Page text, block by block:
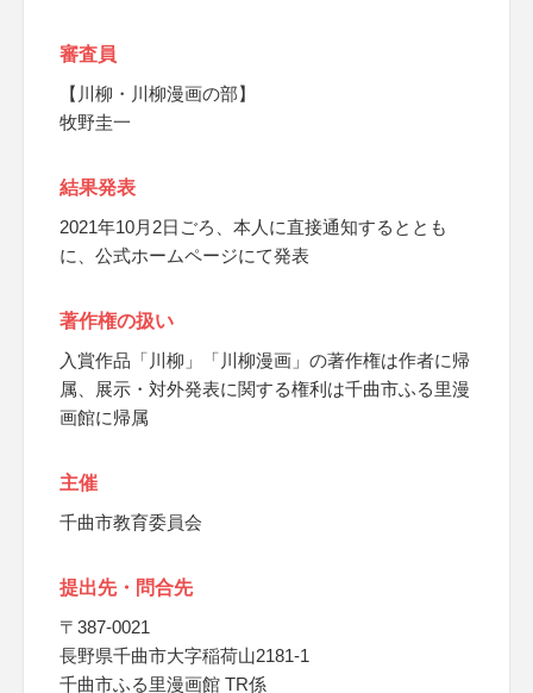
審査員
【川柳・川柳漫画の部】
牧野圭一
結果発表
2021年10月2日ごろ、本人に直接通知するととも
に、公式ホームページにて発表
著作権の扱い
入賞作品「川柳」「川柳漫画」の著作権は作者に帰
属、展示・対外発表に関する権利は千曲市ふる里漫
画館に帰属
主催
千曲市教育委員会
提出先・問合先
〒387-0021
長野県千曲市大字稲荷山2181-1
千曲市ふる里漫画館 TR係